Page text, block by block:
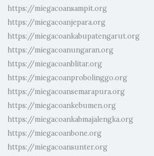
https://miegacoansampit.org
https://miegacoanjepara.org
https://miegacoankabupatengarut.org
https://miegacoanungaran.org
https://miegacoanblitar.org
https://miegacoanprobolinggo.org
https://miegacoansemarapura.org
https://miegacoankebumen.org
https://miegacoankabmajalengka.org
https://miegacoanbone.org
https://miegacoansunter.org